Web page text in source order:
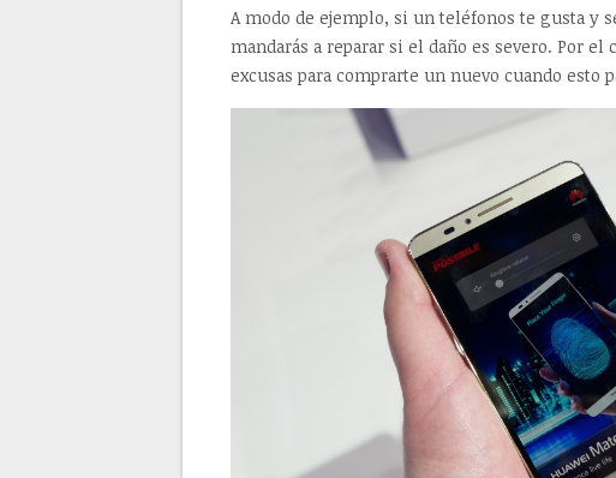
A modo de ejemplo, si un teléfonos te gusta y
mandarás a reparar si el daño es severo. Por
excusas para comprarte un nuevo cuando esto